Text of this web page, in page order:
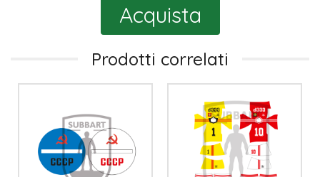
Acquista
Prodotti correlati